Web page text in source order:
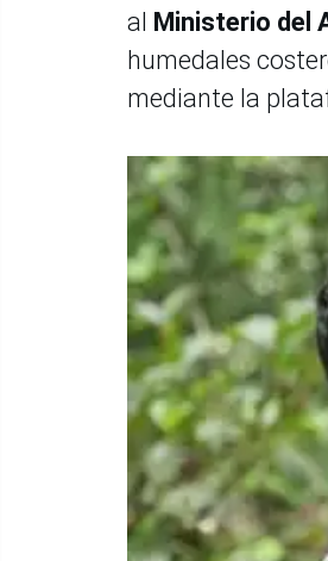
al Ministerio del
humedales
mediante la